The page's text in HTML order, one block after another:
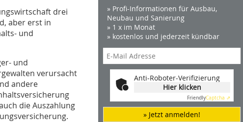
drei
aber erst in
und
und
verursacht
andere
die Auszahlung
» Profi-Informationen für Ausbau,
Neubau und Sanierung
» 1 x im Monat
» kostenlos und jederzeit kündbar
Anti-Roboter-Verifizierung
Hier klicken
FriendlyCaptcha ⇗
» Jetzt anmelden!